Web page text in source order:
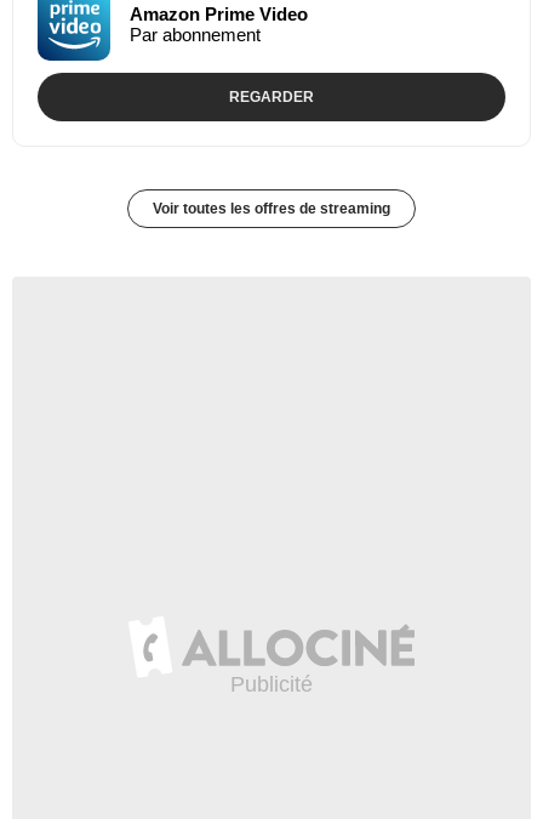
Amazon Prime Video
Par abonnement
REGARDER
Voir toutes les offres de streaming